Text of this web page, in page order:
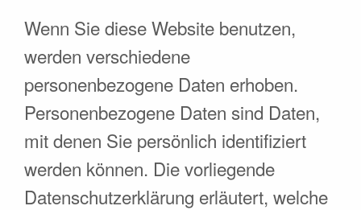
Wenn Sie diese Website benutzen,
werden verschiedene
personenbezogene Daten erhoben.
Personenbezogene Daten sind Daten,
mit denen Sie persönlich identifiziert
werden können. Die vorliegende
Datenschutzerklärung erläutert, welche